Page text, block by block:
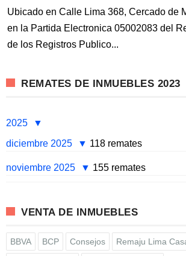
Ubicado en Calle Lima 368, Cercado de
en la Partida Electronica 05002083 del
de los Registros Publico...
REMATES DE INMUEBLES 2023
2025
diciembre 2025
118 remates
noviembre 2025 155 remates
VENTA DE INMUEBLES
BBVA BCP Consejos Remaju Lima